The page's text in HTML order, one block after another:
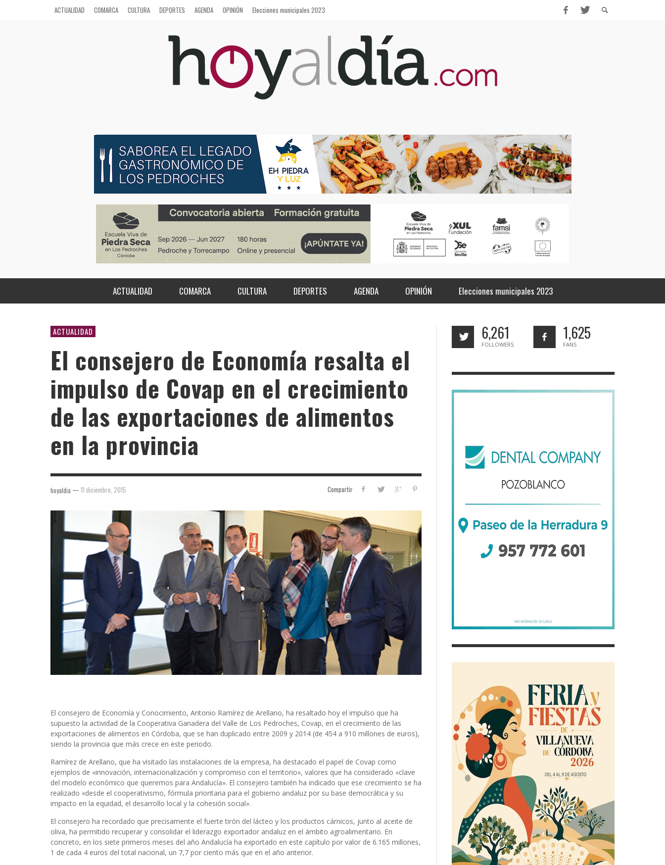
ACTUALIDAD COMARCA CULTURA DEPORTES AGENDA OPINIÓN Elecciones municipales 2023
ACTUALIDAD COMARCA CULTURA DEPORTES AGENDA OPINIÓN Elecciones municipales 2023
ACTUALIDAD
El consejero de Economía resalta el
impulso de Covap en el crecimiento
de las exportaciones de alimentos
en la provincia
Compartir
hoyaldia — 11 diciembre, 2015
El consejero de Economía y Conocimiento, Antonio Ramírez de Arellano, ha resaltado hoy el impulso que ha
supuesto la actividad de la Cooperativa Ganadera del Valle de Los Pedroches, Covap, en el crecimiento de las
exportaciones de alimentos en Córdoba, que se han duplicado entre 2009 y 2014 (de 454 a 910 millones de euros),
siendo la provincia que más crece en este periodo.
Ramírez de Arellano, que ha visitado las instalaciones de la empresa, ha destacado el papel de Covap como
ejemplos de «innovación, internacionalización y compromiso con el territorio», valores que ha considerado «clave
del modelo económico que queremos para Andalucía». El consejero también ha indicado que ese crecimiento se ha
realizado «desde el cooperativismo, fórmula prioritaria para el gobierno andaluz por su base democrática y su
impacto en la equidad, el desarrollo local y la cohesión social».
El consejero ha recordado que precisamente el fuerte tirón del lácteo y los productos cárnicos, junto al aceite de
oliva, ha permitido recuperar y consolidar el liderazgo exportador andaluz en el ámbito agroalimentario. En
concreto, en los siete primeros meses del año Andalucía ha exportado en este capítulo por valor de 6.165 millones,
1 de cada 4 euros del total nacional, un 7,7 por ciento más que en el año anterior.
6,261
FOLLOWERS
1,625
FANS